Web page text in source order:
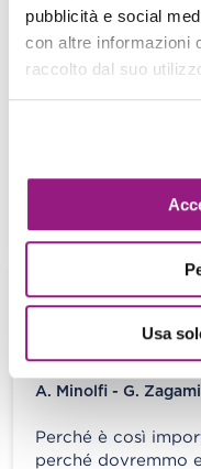
pubblicità e social
con altre informazioni
raccolto dal suo
Usa
debugging
Introduzione
Uno di questi è
3 modi per
microservizi:
ELB e sistema
A. Minolfi - G.
Perché è così
perché dovremmo